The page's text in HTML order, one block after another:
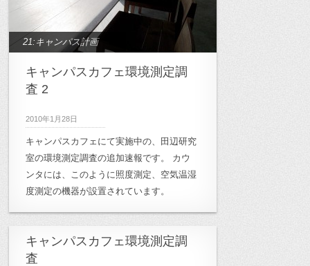
21:キャンパス計画
キャンパスカフェ環境測定調
査 2
2010年1月28日
キャンパスカフェにて実施中の、田辺研究
室の環境測定調査の追加速報です。 カウ
ンタには、このように照度測定、空気温湿
度測定の機器が設置されています。
キャンパスカフェ環境測定調
査